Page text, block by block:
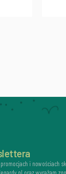
i nowościach
oraz wyrażam